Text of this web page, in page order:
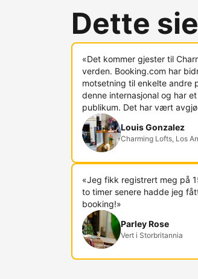
Dette
«Det kommer gjester til
verden. Booking.com har
motsetning til enkelte andre
denne internasjonal og har
publikum. Det har vært
Louis Gonzalez
Charming Lofts, Los
«Jeg fikk registrert meg på
to timer senere hadde jeg
booking!»
Parley Rose
Vert i Storbritannia